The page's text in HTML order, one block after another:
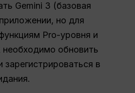
Gemini 3 (базовая
но для
Pro-уровня и
необходимо обновить
зарегистрироваться в